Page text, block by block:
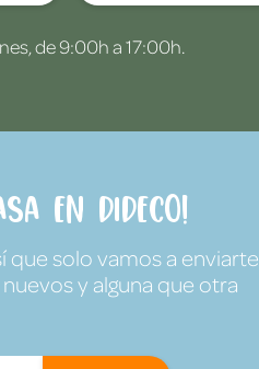
de 9:00h a 17:00h.
en Dideco!
solo vamos a enviarte
y alguna que otra